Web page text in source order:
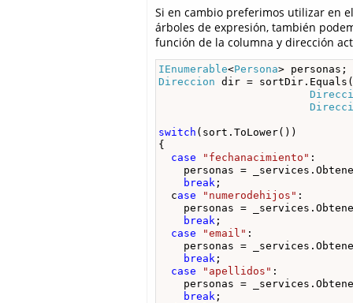
Si en cambio preferimos utilizar en
árboles de expresión, también
función de la columna y dirección
IEnumerable<Persona
Direccion dir = sortDir.Equals(
switch (sort.ToLower())
{
case
"fechanacimiento" :
personas =
break ;
case "numerodehijos" :
personas =
break ;
case
"email" :
personas =
break ;
case
"apellidos" :
personas =
break ;